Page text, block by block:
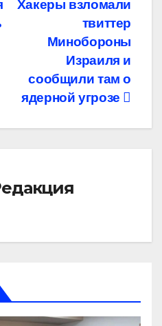
Хакеры взломали
твиттер
Минобороны
Израиля и
сообщили там о
ядерной угрозе